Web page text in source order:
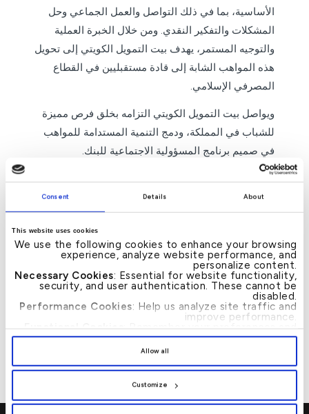
Consent Details About
This website uses cookies
We use the following cookies to enhance your browsing
experience, analyze website performance, and
personalize content.
Necessary Cookies: Essential for website functionality,
security, and user authentication. These cannot be
disabled.
Performance Cookies: Help us analyze site traffic and
improve performance.
Functional Cookies: Remember your preferences and
enhance user experience.
, you provide explicit consent to
preferences by clicking[Customize].
Allow all
Customize
الأساسية، بما في ذلك التواصل والعمل الجماعي وحل
المشكلات والتفكير النقدي. ومن خلال الخبرة العملية
والتوجيه المستمر، يهدف بيت التمويل الكويتي إلى تحويل
هذه المواهب الشابة إلى قادة مستقبليين في القطاع
المصرفي الإسلامي.
ويواصل بيت التمويل الكويتي التزامه بخلق فرص مميزة
للشباب في المملكة، ودمج التنمية المستدامة للمواهب
في صميم برنامج المسؤولية الاجتماعية للبنك.
– انتهى –
News
Post
navigation
← بيت التمويل الكويتي
الملكية للأعمال الإنسانية
شركة عجلان وإخوانه تُتم
بنجاح أول تسهيل مرابحة
مشترك غير مضمون
بقيمة 300 مليون دولار
→